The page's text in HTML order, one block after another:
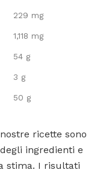
229 mg
1,118 mg
54 g
3 g
50 g
ricette sono
ingredienti e
stima. I risultati